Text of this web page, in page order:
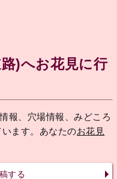
)へお花見に行
報、穴場情報、みどころ
ます。あなたのお花見
する